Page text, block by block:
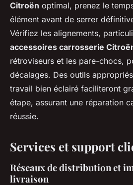
Citroën optimal, prenez le
élément avant de serrer
Vérifiez les alignements,
accessoires carrosserie
rétroviseurs et les pare-chocs,
décalages. Des outils
travail bien éclairé faciliteront
étape, assurant une réparation
réussie.
Services et support
Réseaux de distribution et
livraison